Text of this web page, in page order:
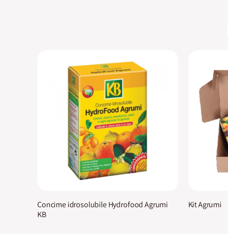
Concime idrosolubile Hydrofood Agrumi
KB
Kit Agrumi